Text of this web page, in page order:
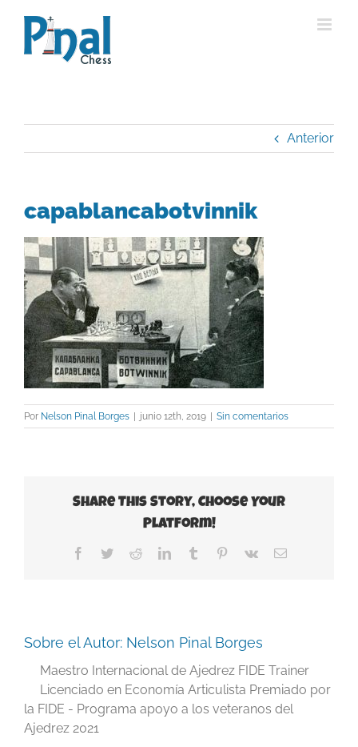
contenido
Anterior
capablancabotvinnik
Por Nelson Pinal Borges | junio 12th, 2019 | Sin comentarios
Share This Story, Choose Your
Platform!
Facebook
TwitterRedditLinkedInTumblr Pinterest
Vk
Correo
Sobre el Autor: Nelson Pinal Borges
Maestro Internacional de Ajedrez FIDE Trainer
Licenciado en Economía Articulista Premiado por
la FIDE - Programa apoyo a los veteranos del
Ajedrez 2021